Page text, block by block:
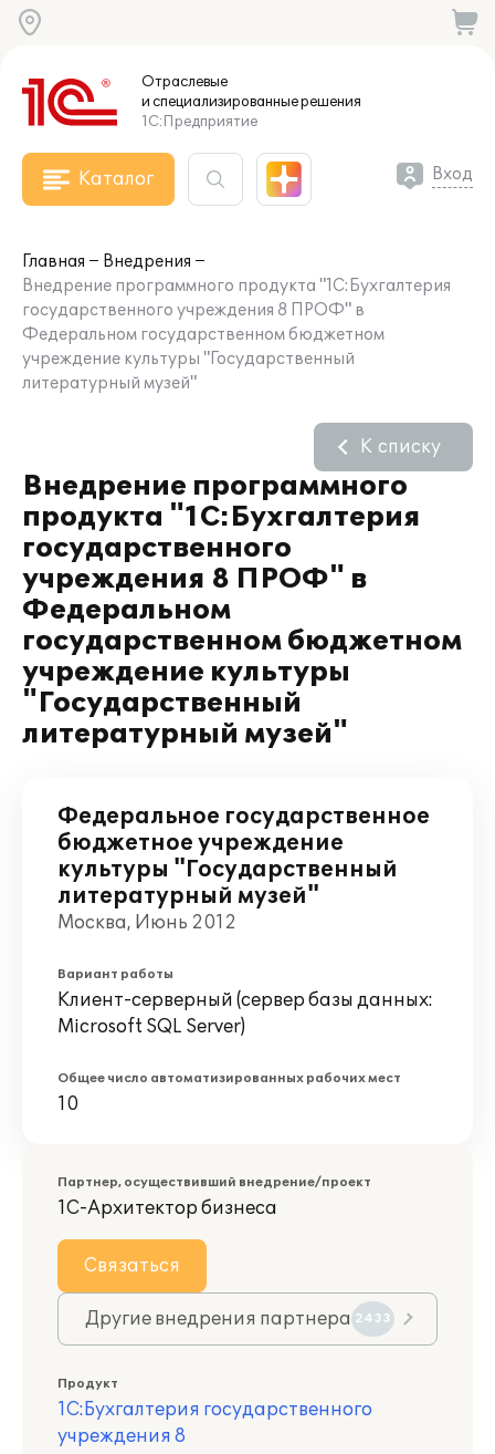
Отраслевые
и специализированныерешения
1С:Предприятие
Каталог Вход
Главная
Внедрения
Внедрение программного продукта "1С:Бухгалтерия
государственного учреждения 8 ПРОФ" в
Федеральном государственном бюджетном
учреждение культуры "Государственный
литературный музей"
Внедрение программного
продукта "1С:Бухгалтерия
государственного
учреждения 8 ПРОФ" в
Федеральном
государственном бюджетном
учреждение культуры
"Государственный
литературный музей"
К списку
Федеральное государственное
бюджетное учреждение
культуры "Государственный
литературный музей"
Москва, Июнь 2012
Вариант работы
Клиент-серверный (сервер базы данных:
Microsoft SQL Server)
Общее число автоматизированных рабочих мест
10
Партнер, осуществивший внедрение/проект
1С-Архитектор бизнеса
Связаться
Другие внедрения партнера 2433
Продукт
1С:Бухгалтерия государственного
учреждения 8